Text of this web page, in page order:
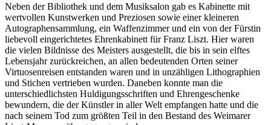
Neben der Bibliothek und dem Musiksalon gab es Kabinette mit
wertvollen Kunstwerken und Preziosen sowie einer kleineren
Autographensammlung, ein Waffenzimmer und ein von der Fürstin
liebevoll eingerichtetes Ehrenkabinett für Franz Liszt. Hier waren
die vielen Bildnisse des Meisters ausgestellt, die bis in sein elftes
Lebensjahr zurückreichen, an allen bedeutenden Orten seiner
Virtuosenreisen entstanden waren und in unzähligen Lithographien
und Stichen vertrieben wurden. Daneben konnte man die
unterschiedlichsten Huldigungsschriften und Ehrengeschenke
bewundern, die der Künstler in aller Welt empfangen hatte und die
nach seinem Tod zum größten Teil in den Bestand des Weimarer